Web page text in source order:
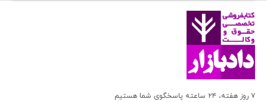
۷ روز هفته، ۲۴ ساعته پاسخگوی شما هستیم